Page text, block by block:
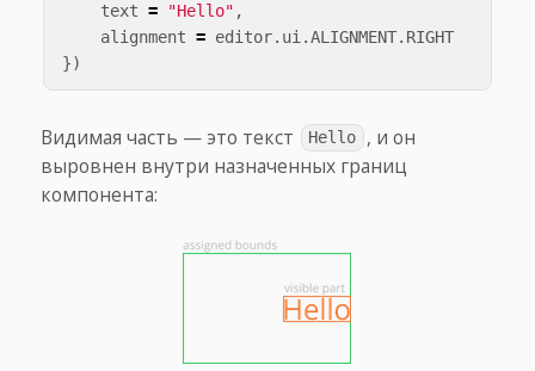
text = "Hello" ,
alignment = editor. ui .ALIGNMENT. RIGHT
})
Видимая часть — это текст Hello
, и он
выровнен внутри назначенных границ
компонента: